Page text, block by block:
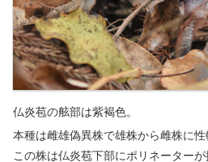
仏炎苞の舷部は紫褐色。
本種は雌雄偽異株で雄株から雌株に性
この株は仏炎苞下部にポリネーター